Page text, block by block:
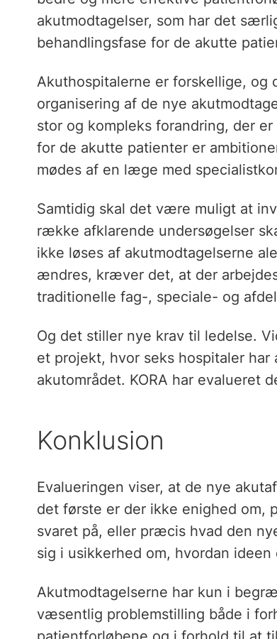
akutmodtagelser, som har det
behandlingsfase for de akutte
Akuthospitalerne er forskellige,
organisering af de nye
stor og kompleks forandring, der
for de akutte patienter er
mødes af en læge med
Samtidig skal det være muligt at
række afklarende undersøgelser
ikke løses af akutmodtagelserne
ændres, kræver det, at der
traditionelle fag-, speciale- og
Og det stiller nye krav til ledelse.
et projekt, hvor seks hospitaler
akutområdet. KORA har evalueret
Konklusion
Evalueringen viser, at de nye
det første er der ikke enighed om,
svaret på, eller præcis hvad den
sig i usikkerhed om, hvordan
Akutmodtagelserne har kun i
væsentlig problemstilling både i